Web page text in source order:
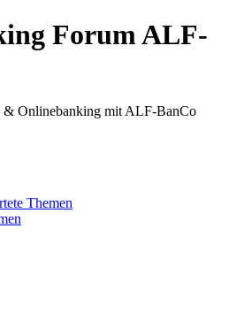
Forum ALF-
& Onlinebanking mit ALF-BanCo
Themen